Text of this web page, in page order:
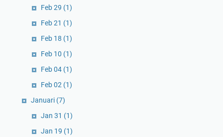
Feb 29 (1)
Feb 21 (1)
Feb 18 (1)
Feb 10 (1)
Feb 04 (1)
Feb 02 (1)
Januari (7)
Jan 31 (1)
Jan 19 (1)